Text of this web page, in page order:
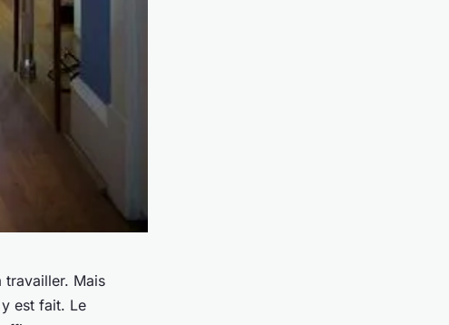
travailler. Mais
est fait. Le